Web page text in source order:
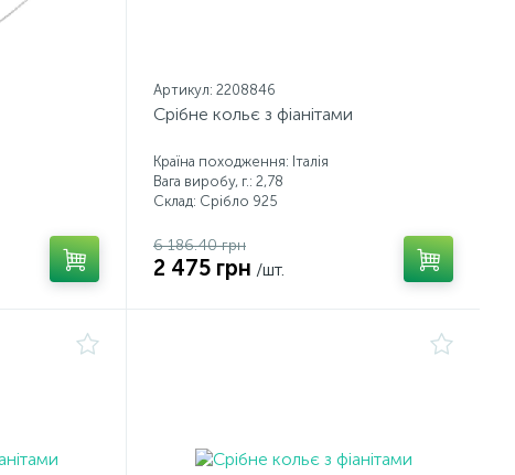
Артикул: 2208846
Срібне кольє з фіанітами
Країна походження: Італія
Вага виробу, г.: 2,78
Склад: Срібло 925
6 186.40 грн
2 475 грн /шт.